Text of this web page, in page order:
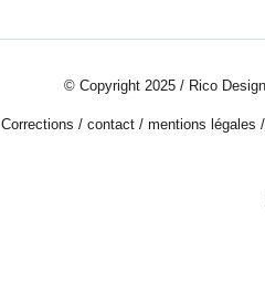
© Copyright 2025 / Rico
Corrections / contact/ mentions légales /